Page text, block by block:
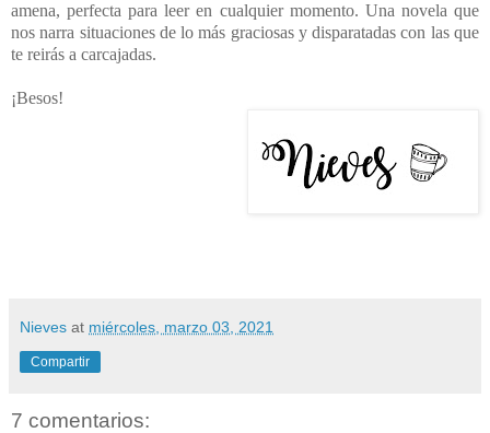
amena, perfecta para leer en cualquier momento. Una novela que
nos narra situaciones de lo más graciosas y disparatadas con las que
te reirás a carcajadas.
¡Besos!
Nieves at miércoles, marzo 03, 2021
Compartir
7 comentarios: